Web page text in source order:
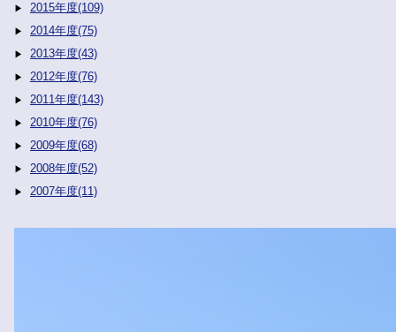
2015年度(109)
2014年度(75)
2013年度(43)
2012年度(76)
2011年度(143)
2010年度(76)
2009年度(68)
2008年度(52)
2007年度(11)